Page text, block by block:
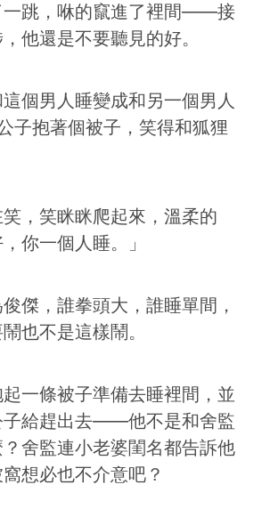
一跳，咻的竄進了裡間——接
他還是不要聽見的好。
個男人睡變成和另一個男人
子抱著個被子，笑得和狐狸
，笑眯眯爬起來，溫柔的
你一個人睡。」
傑，誰拳頭大，誰睡單間，
也不是這樣鬧。
一條被子準備去睡裡間，並
子給趕出去——他不是和舍監
舍監連小老婆閨名都告訴他
想必也不介意吧？